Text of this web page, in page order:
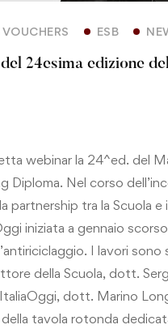
ESB
24esima edizione
webinar la 24^ed. del
Diploma. Nel corso
partnership tra la Scuola e
iniziata a gennaio
I lavori sono
della Scuola, dott.
dott. Marino
tavola rotonda